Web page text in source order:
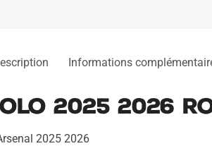
Informations
2025 2026
2025 2026